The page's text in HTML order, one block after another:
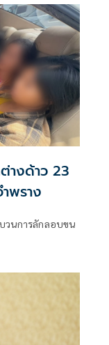
างด้าว 23
พราง
วนการลักลอบขน